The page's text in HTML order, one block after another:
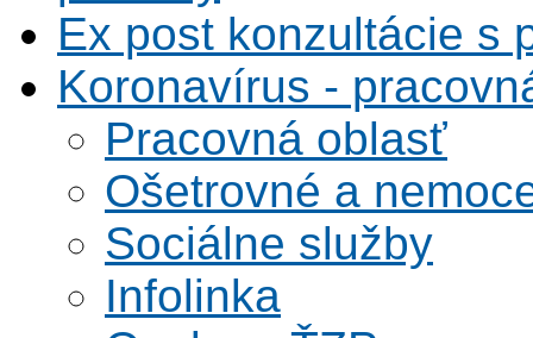
Ex post konzultácie s
Koronavírus -
Pracovná oblasť
Ošetrovné a
Sociálne služby
Infolinka